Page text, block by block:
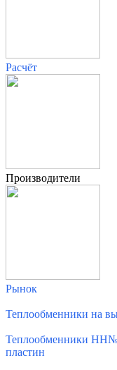
Расчёт
Производители
Рынок
Теплообменники на
Теплообменники
пластин